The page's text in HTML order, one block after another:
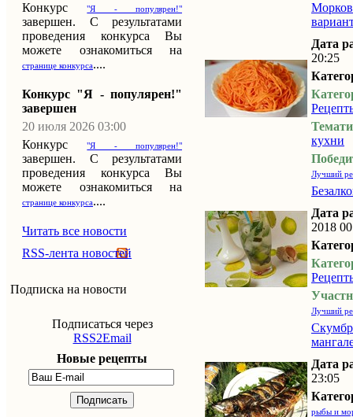
Конкурс"Я - популярен!"
завершен. С результатами
проведения конкурса Вы
можете ознакомиться на
странице конкурса....
Конкурс "Я - популярен!"
завершен
20 июля 2026 03:00
Конкурс"Я - популярен!"
завершен. С результатами
проведения конкурса Вы
можете ознакомиться на
странице конкурса....
Читать все новости
RSS-лента новостей
Подписка на новости
Подписаться через
RSS2Email
Новые рецепты
Подписать
Дата
20:25
кухни
Лучший
Дата
2018
Лучший
Дата
23:05
рыбы и